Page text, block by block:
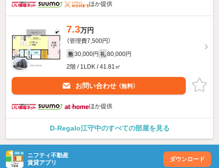
ほか提供
7.3万円
（管理費7,500円）
敷 30,000円 礼 80,000円
2階 / 1LDK / 41.81㎡
お問い合わせ （無料）
ほか提供
D-Regalo江守中のすべての部屋を見る
ニフティ不動産
賃貸アプリ
ダウンロード